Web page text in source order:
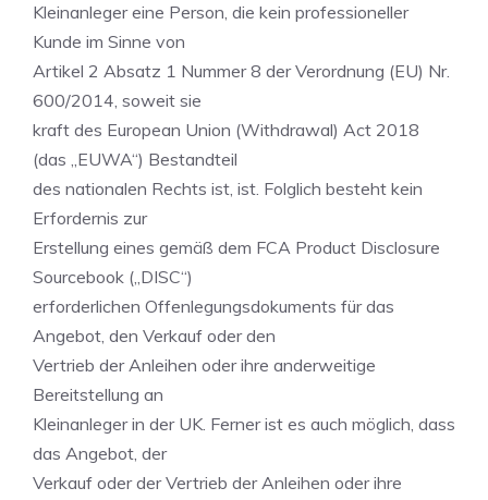
Kleinanleger eine Person, die kein professioneller
Kunde im Sinne von
Artikel 2 Absatz 1 Nummer 8 der Verordnung (EU) Nr.
600/2014, soweit sie
kraft des European Union (Withdrawal) Act 2018
(das „EUWA“) Bestandteil
des nationalen Rechts ist, ist. Folglich besteht kein
Erfordernis zur
Erstellung eines gemäß dem FCA Product Disclosure
Sourcebook („DISC“)
erforderlichen Offenlegungsdokuments für das
Angebot, den Verkauf oder den
Vertrieb der Anleihen oder ihre anderweitige
Bereitstellung an
Kleinanleger in der UK. Ferner ist es auch möglich, dass
das Angebot, der
Verkauf oder der Vertrieb der Anleihen oder ihre